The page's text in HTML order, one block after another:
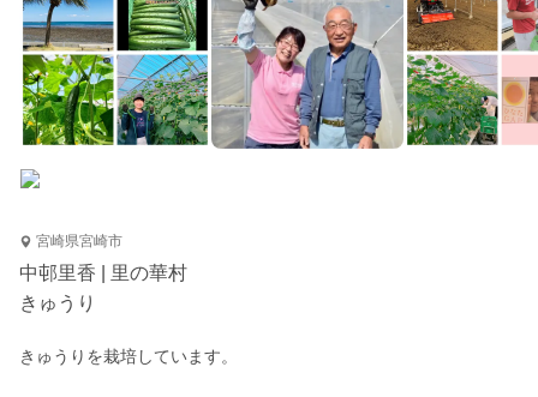
宮崎県宮崎市
中邨里香 | 里の華村
きゅうり
きゅうりを栽培しています。